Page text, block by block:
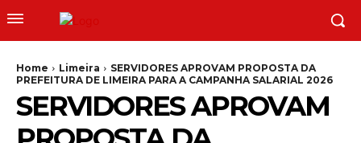
Home Limeira
SERVIDORES APROVAM PROPOSTA DA
PREFEITURA DE LIMEIRA PARA A CAMPANHA SALARIAL 2026
SERVIDORES APROVAM